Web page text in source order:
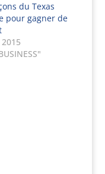
du Texas
pour gagner de